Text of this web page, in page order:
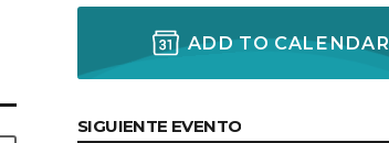
In The Current
ADD TO CALENDAR
SIGUIENTE EVENTO